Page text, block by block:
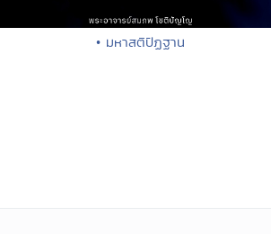
• มหาสติปัฏฐาน